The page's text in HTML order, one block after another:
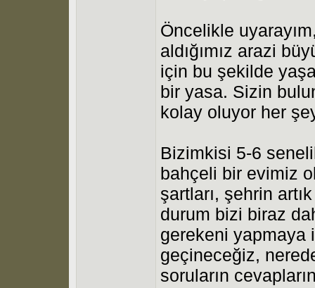
Öncelikle
aldığımız arazi
için bu şekilde
bir yasa. Sizin
kolay oluyor her
Bizimkisi 5-6
bahçeli bir evimiz
şartları, şehrin
durum bizi biraz
gerekeni yapmaya
geçineceğiz,
soruların